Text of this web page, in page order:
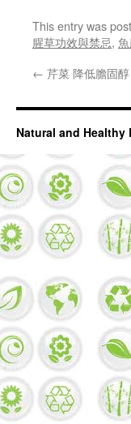
This entry was
腥草功效與禁忌,
← 芹菜 降低膽固
Natural and Healthy